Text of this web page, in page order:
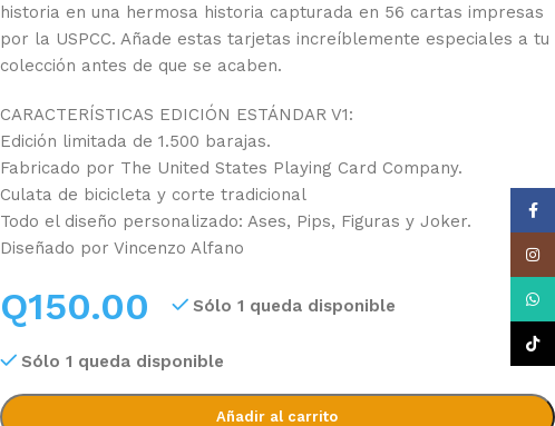
historia en una hermosa historia capturada en 56 cartas impresas
por la USPCC. Añade estas tarjetas increíblemente especiales a tu
colección antes de que se acaben.
CARACTERÍSTICAS EDICIÓN ESTÁNDAR V1:
Edición limitada de 1.500 barajas.
Fabricado por The United States Playing Card Company.
Culata de bicicleta y corte tradicional
Todo el diseño personalizado: Ases, Pips, Figuras y Joker.
Diseñado por Vincenzo Alfano
Q150.00 Sólo 1 queda disponible
Sólo 1 queda disponible
Añadir al carrito